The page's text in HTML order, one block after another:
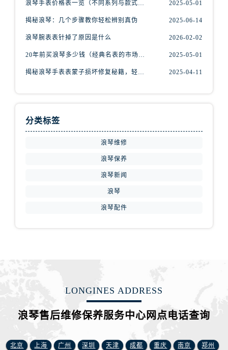
广西壮族自治区百色市右江区中山二路浪琴售后服务中心（需提前预约）
广西壮族自治区柳州市城中区中山中路浪琴售后服务中心（需提前预约）
海南省琼海市嘉积镇东风路浪琴售后服务中心（需提前预约）
海南省三亚市吉阳区迎宾路浪琴售后服务中心（需提前预约）
浪琴手表价格表一览（不同系列与款式的价格区间） 2025-05-01
揭秘浪琴：几个步骤教你轻松辨别真伪 2025-06-14
浪琴腕表表针掉了原因是什么 2026-02-02
20年前买浪琴多少钱（经典名表的市场价值回顾） 2025-05-01
揭秘浪琴手表表蒙子损坏修复秘籍，轻松重获透明之美！ 2025-04-11
分类标签
浪琴维修
浪琴保养
浪琴新闻
浪琴
浪琴配件
LONGINES ADDRESS
浪琴售后维修保养服务中心网点电话查询
北京 上海 广州 深圳 天津 成都 重庆 南京 郑州